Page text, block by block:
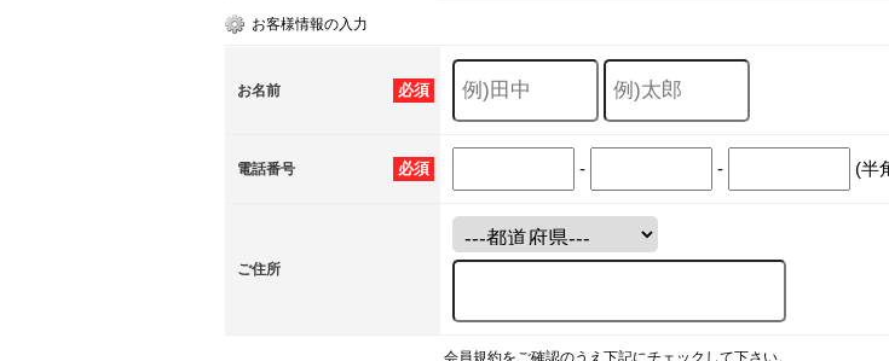
お客様情報の入力
必須
お名前
必須
電話番号 - - (半
ご住所
会員規約をご確認のうえ下記にチェックして下さい。